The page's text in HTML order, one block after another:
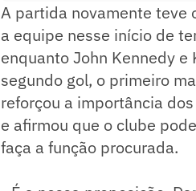
A partida novamente teve
a equipe nesse início de
enquanto John Kennedy
segundo gol, o primeiro
reforçou a importância
e afirmou que o clube
faça a função procurada.